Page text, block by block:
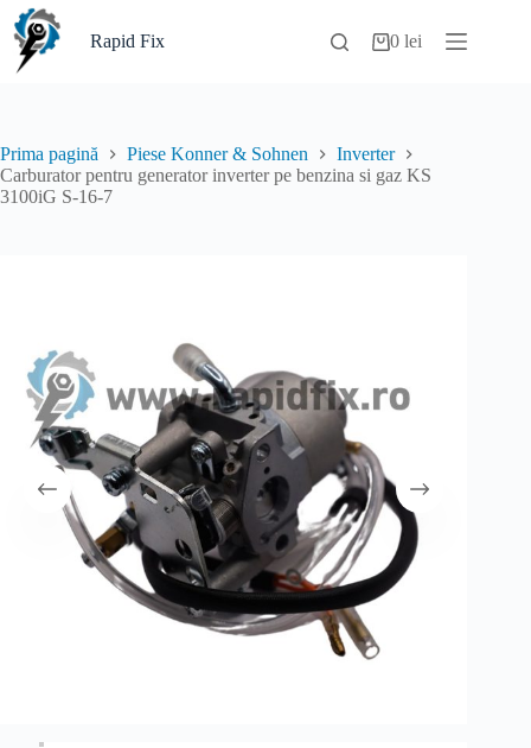
Sari
conținut
Rapid Fix
Coș0lei
Prima pagină Piese Konner & Sohnen
Inverter
Carburator pentru generator inverter pe benzina si gaz KS
3100iG S-16-7